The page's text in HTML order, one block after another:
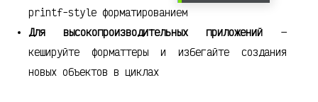
printf-style форматированием
Для высокопроизводительных приложений —
кешируйте форматтеры и избегайте создания
новых объектов в циклах